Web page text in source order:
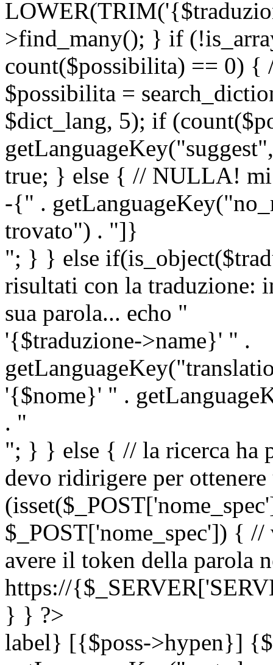
>find_many(); } if
count($possibilita) == 0) {
$possibilita =
$dict_lang, 5); if
true; } else { // NULLA! mi
-{" .
trovato") . "]}
"; } } else
risultati con la traduzione:
sua parola... echo "
'{$traduzione->name}' " .
'{$nome}' " .
. "
"; } } else { // la ricerca ha
devo ridirigere per
$_POST['nome_spec']) {
avere il token della parola
https://
} } ?>
label} [{$poss->hypen}]